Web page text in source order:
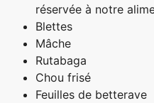
réservée à notre
Blettes
Mâche
Rutabaga
Chou frisé
Feuilles de betterave